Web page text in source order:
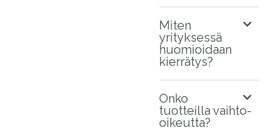
Miten
yrityksessä
huomioidaan
kierrätys?
Onko
tuotteilla vaihto-
oikeutta?